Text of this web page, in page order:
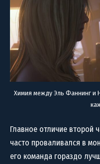
Химия между Эль Фаннинг и
Главное отличие второй
часто проваливался в
его команда гораздо